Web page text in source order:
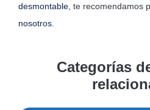
desmontable, te recomendamos
nosotros.
Categorías